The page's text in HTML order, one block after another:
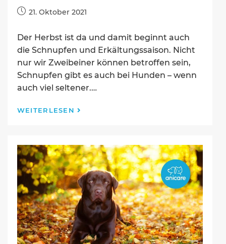
Beitrag
21. Oktober 2021
Der Herbst ist da und damit beginnt auch
die Schnupfen und Erkältungssaison. Nicht
nur wir Zweibeiner können betroffen sein,
Schnupfen gibt es auch bei Hunden – wenn
auch viel seltener.…
WEITERLESEN
Was
tun
bei
einer
Erkältung?